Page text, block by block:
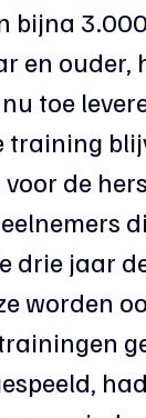
bijna
en ouder,
toe
training
de
drie jaar
worden